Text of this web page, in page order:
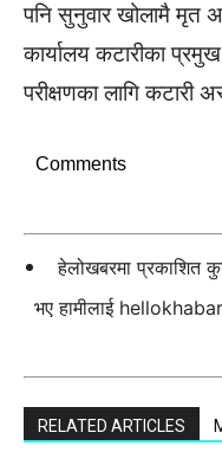
पनि सुनुवार खोलामै मृत
कार्यालय कटारीका
परीक्षणका लागि कटारी
Comments
हेलोखबरमा प्रकाशित
भए हामीलाई
RELATED ARTICLES